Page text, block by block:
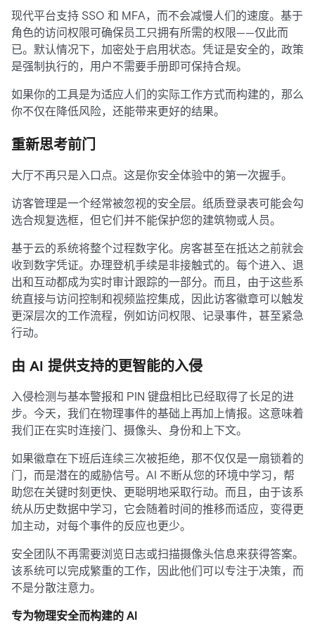
现代平台支持 SSO 和 MFA，而不会减慢人们的速度。基于
角色的访问权限可确保员工只拥有所需的权限——仅此而
已。默认情况下，加密处于启用状态。凭证是安全的，政策
是强制执行的，用户不需要手册即可保持合规。
如果你的工具是为适应人们的实际工作方式而构建的，那么
你不仅在降低风险，还能带来更好的结果。
重新思考前门
大厅不再只是入口点。这是你安全体验中的第一次握手。
访客管理是一个经常被忽视的安全层。纸质登录表可能会勾
选合规复选框，但它们并不能保护您的建筑物或人员。
基于云的系统将整个过程数字化。房客甚至在抵达之前就会
收到数字凭证。办理登机手续是非接触式的。每个进入、退
出和互动都成为实时审计跟踪的一部分。而且，由于这些系
统直接与访问控制和视频监控集成，因此访客徽章可以触发
更深层次的工作流程，例如访问权限、记录事件，甚至紧急
行动。
由 AI 提供支持的更智能的入侵
入侵检测与基本警报和 PIN 键盘相比已经取得了长足的进
步。今天，我们在物理事件的基础上再加上情报。这意味着
我们正在实时连接门、摄像头、身份和上下文。
如果徽章在下班后连续三次被拒绝，那不仅仅是一扇锁着的
门，而是潜在的威胁信号。AI 不断从您的环境中学习，帮
助您在关键时刻更快、更聪明地采取行动。而且，由于该系
统从历史数据中学习，它会随着时间的推移而适应，变得更
加主动，对每个事件的反应也更少。
安全团队不再需要浏览日志或扫描摄像头信息来获得答案。
该系统可以完成繁重的工作，因此他们可以专注于决策，而
不是分散注意力。
专为物理安全而构建的 AI